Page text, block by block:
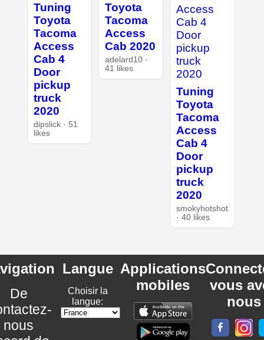
Tuning
Toyota
Tacoma
Access
Cab 4
Door
pickup
truck
2020
dipslick · 51
likes
Toyota
Tacoma
Access
Cab 2020
adelard10 ·
41 likes
Tuning
Toyota
Tacoma
Access
Cab 4
Door
pickup
truck
2020
smokyhotshot
· 40 likes
De
nous
Langue
Choisir la
langue:
Applications
mobiles
vous
nous